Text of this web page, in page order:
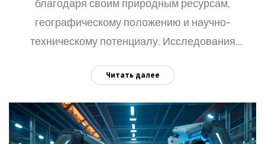
благодаря своим природным ресурсам,
географическому положению и научно-
техническому потенциалу. Исследования
строительство, агропромышленный комплекс и
драйверами экономического роста. При
правильных инвестициях и государственной
Читать далее